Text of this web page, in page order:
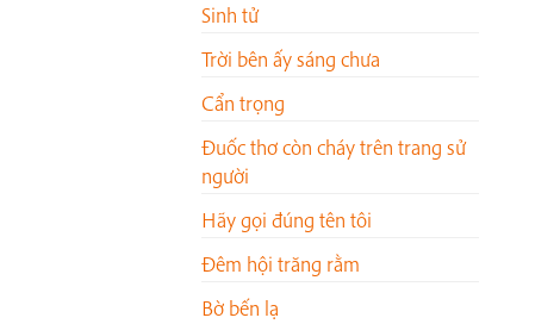
Sinh tử
Trời bên ấy sáng chưa
Cẩn trọng
Đuốc thơ còn cháy trên trang sử
người
Hãy gọi đúng tên tôi
Đêm hội trăng rằm
Bờ bến lạ